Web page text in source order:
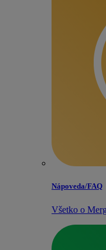
Nápoveda/​FAQ
Všetko o